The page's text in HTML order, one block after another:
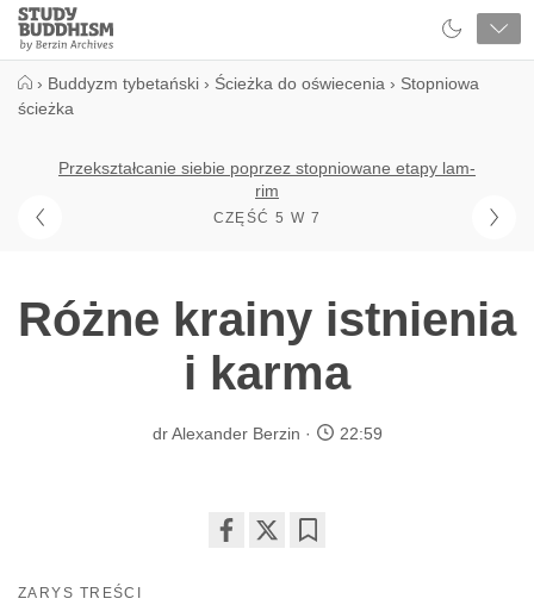
Close
Study
Buddhism
› Buddyzm tybetański › Ścieżka do oświecenia › Stopniowa
ścieżka
Przekształcanie siebie poprzez stopniowane etapy lam-
rim
CZĘŚĆ 5 W 7
Różne krainy istnienia
i karma
dr Alexander Berzin 22:59
ZARYS TREŚCI